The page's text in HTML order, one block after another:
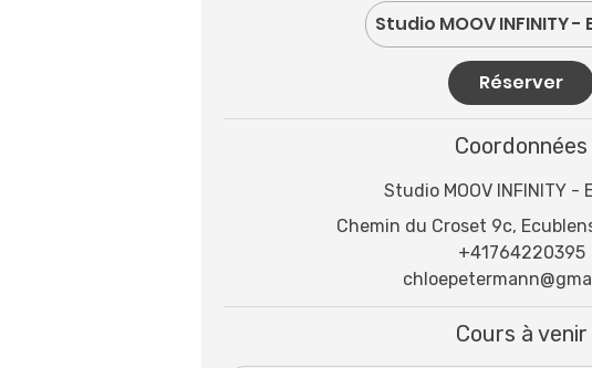
Studio MOOV INFINITY -
Réserver
Coordonnées
Studio MOOV INFINITY -
Chemin du Croset 9c,
+41764220395
Cours à venir